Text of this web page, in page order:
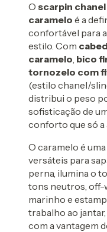
O scarpin chanel
caramelo é a
confortável para
estilo. Com
caramelo, bico
tornozelo com
(estilo chanel/
distribui o peso
sofisticação de
conforto que só
O caramelo é
versáteis para
perna, ilumina o
tons neutros, off-
marinho e
trabalho ao
com a vantagem